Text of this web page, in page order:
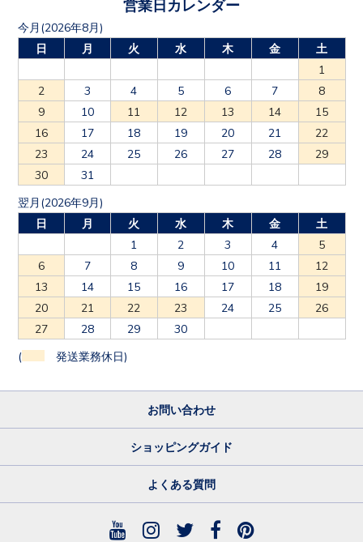
営業日カレンダー
今月(2026年8月)
日
月 火 水 木 金
土
1
2
3 4 5 6 7
8
9
10 11 12 13 14
15
16
17 18 19 20 21
22
23
24 25 26 27 28
29
30
31
翌月(2026年9月)
日
月 火 水 木 金
土
1
2 3 4
5
6
7 8 9 10 11
12
13
14 15 16 17 18
19
20
21 22 23 24 25
26
27
28 29 30
( 発送業務休日)
お問い合わせ
ショッピングガイド
よくある質問